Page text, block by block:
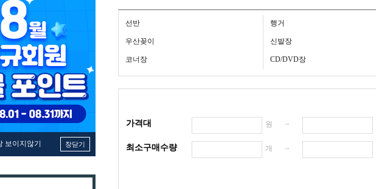
보이지않기 창닫기
선반 행거
우산꽂이 신발장
코너장 CD/DVD장
가격대 원 ~
최소구매수량 개 ~